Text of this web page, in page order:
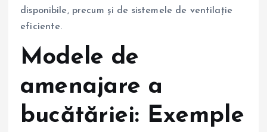
disponibile, precum și de sistemele de ventilație
eficiente.
Modele de
amenajare a
bucătăriei: Exemple